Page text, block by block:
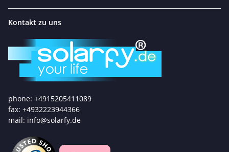
Kontakt zu uns
phone: +4915205411089
fax: +4932223944366
mail: info@solarfy.de